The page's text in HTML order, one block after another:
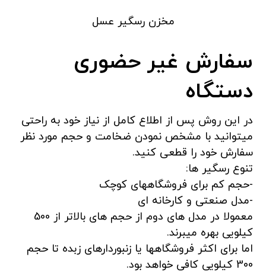
مخزن رسگیر عسل
سفارش غیر حضوری
دستگاه
در این روش پس از اطلاع کامل از نیاز خود به راحتی
میتوانید با مشخص نمودن ضخامت و حجم مورد نظر
سفارش خود را قطعی کنید.
تنوع رسگیر ها:
-حجم کم برای فروشگاههای کوچک
-مدل صنعتی و کارخانه ای
معمولا در مدل های دوم از حجم های بالاتر از 500
کیلویی بهره میبرند.
اما برای اکثر فروشگاهها یا زنبوردارهای زبده تا حجم
300 کیلویی کافی خواهد بود.